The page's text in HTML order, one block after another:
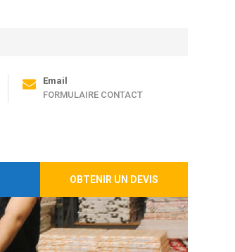
Email
FORMULAIRE CONTACT
OBTENIR UN DEVIS